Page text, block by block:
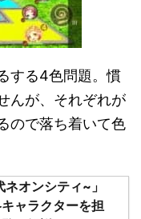
する4色問題。慣
んが、それぞれが
ので落ち着いて色
オンシティ~」
キャラクターを担